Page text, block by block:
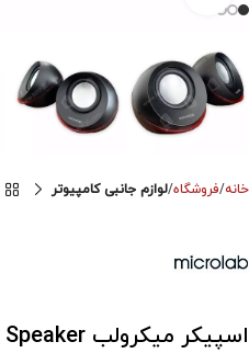
خانه فروشگاه لوازم جانبی کامپیوتر
اسپیکر میکرولب Microlab P60 Speaker استوک